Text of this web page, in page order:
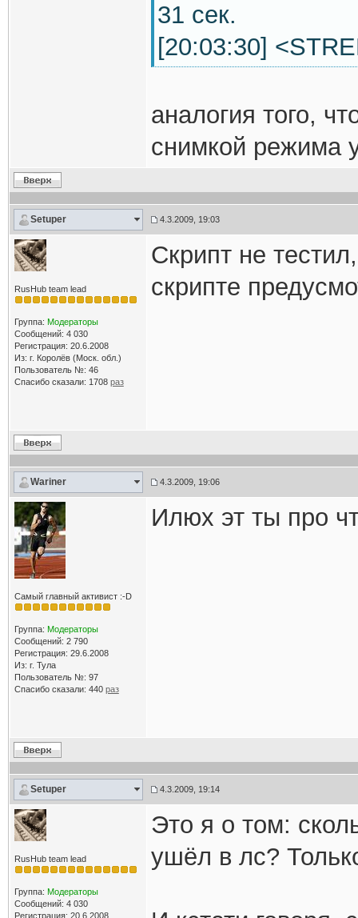
31 сек.
[20:03:30]
аналогия того,
снимкой режима
Setuper 4.3.2009, 19:03
RusHub team lead
Группа: Модераторы
Сообщений: 4 030
Регистрация: 20.6.2008
Из: г. Королёв (Моск. обл.)
Пользователь №: 46
Спасибо сказали: 1708 раз
Скрипт не
скрипте
Wariner 4.3.2009, 19:06
Самый главный активист :-D
Группа: Модераторы
Сообщений: 2 790
Регистрация: 29.6.2008
Из: г. Тула
Пользователь №: 97
Спасибо сказали: 440 раз
Илюх эт ты про
Setuper 4.3.2009, 19:14
RusHub team lead
Группа: Модераторы
Сообщений: 4 030
Регистрация: 20.6.2008
Это я о том:
ушёл в лс?